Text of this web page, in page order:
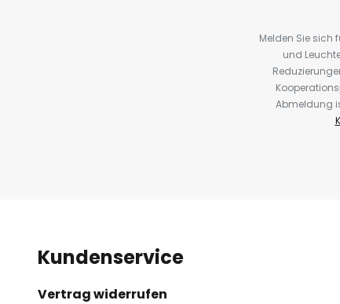
Melden Sie sich
und
Abmeldung
Kundenservice
Vertrag widerrufen